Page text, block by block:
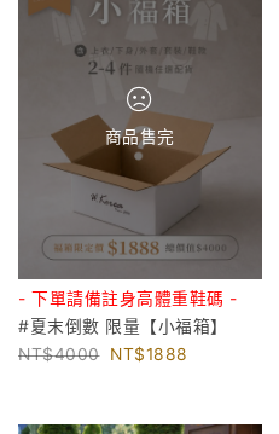
商品售完
- 下單請備註身高體重鞋碼 -
#夏末倒數 限量【小福箱】
4000
1888